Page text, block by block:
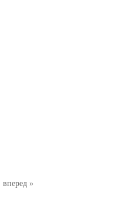
вперед »